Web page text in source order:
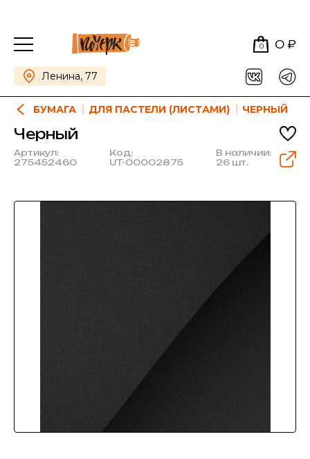
0 0 ₽
Ленина, 77
БУМАГА ДЛЯ ПАСТЕЛИ (ЛИСТАМИ) ЧЕРНЫЙ
Черный
Артикул:
275452460
Код:
UT-00002875
В наличии:
26 шт.